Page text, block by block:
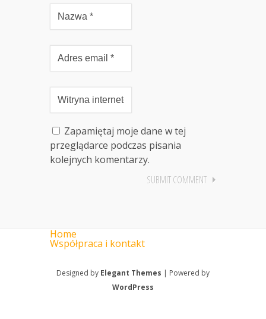
Zapamiętaj moje dane w tej
przeglądarce podczas pisania
kolejnych komentarzy.
Home
Współpraca i kontakt
Designed by Elegant Themes | Powered by
WordPress